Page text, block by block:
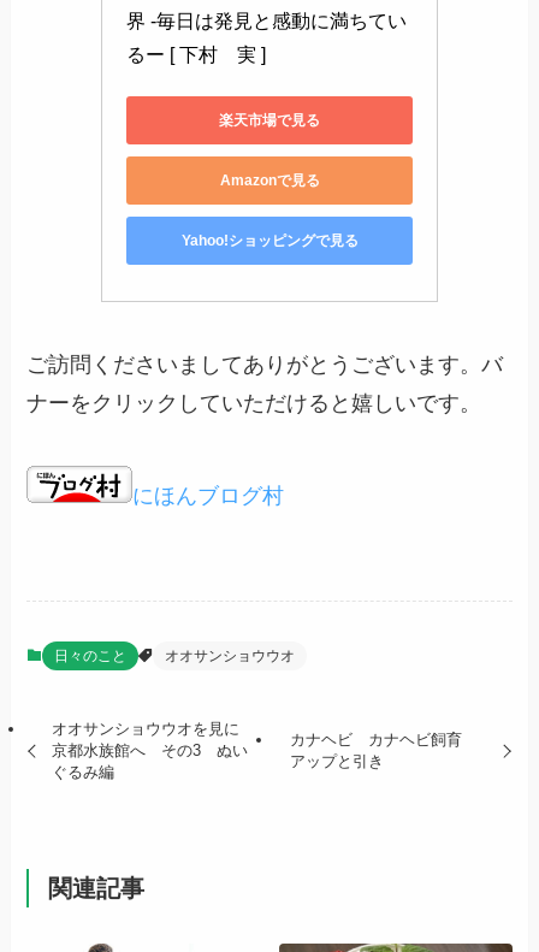
界 -毎日は発見と感動に満ちてい
るー [ 下村　実 ]
楽天市場で見る
Amazonで見る
Yahoo!ショッピングで見る
ご訪問くださいましてありがとうございます。バ
ナーをクリックしていただけると嬉しいです。
にほんブログ村
日々のこと オオサンショウウオ
オオサンショウウオを見に
京都水族館へ その3 ぬい
ぐるみ編
カナヘビ カナヘビ飼育
アップと引き
関連記事